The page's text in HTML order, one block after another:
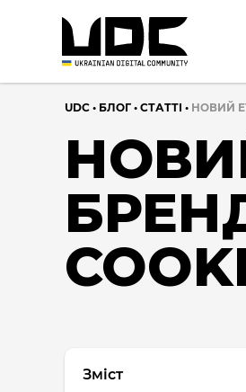
UDC • БЛОГ • CТАТТІ • НОВИЙ
Зміст